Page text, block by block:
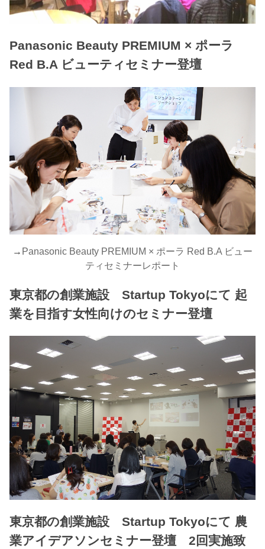
Panasonic Beauty PREMIUM × ポーラ
Red B.A ビューティセミナー登壇
→ Panasonic Beauty PREMIUM × ポーラ Red B.A ビュー
ティセミナーレポート
東京都の創業施設 Startup Tokyoにて 起
業を目指す女性向けのセミナー登壇
東京都の創業施設 Startup Tokyoにて 農
業アイデアソンセミナー登壇 2回実施致